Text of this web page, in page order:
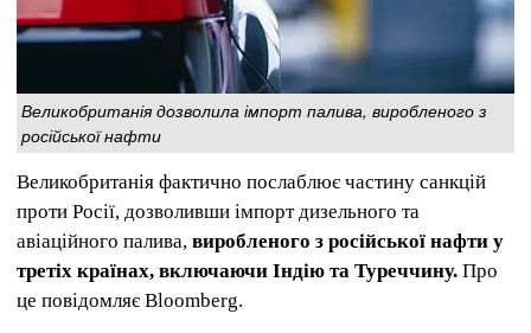
Великобританія дозволила імпорт палива, виробленого з
російської нафти
Великобританія фактично послаблює частину санкцій
проти Росії, дозволивши імпорт дизельного та
авіаційного палива, виробленого з російської нафти у
третіх країнах, включаючи Індію та Туреччину. Про
це повідомляє Bloomberg.